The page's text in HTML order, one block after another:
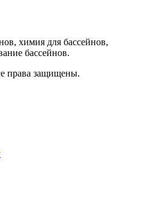
химия для бассейнов,
бассейнов.
права защищены.